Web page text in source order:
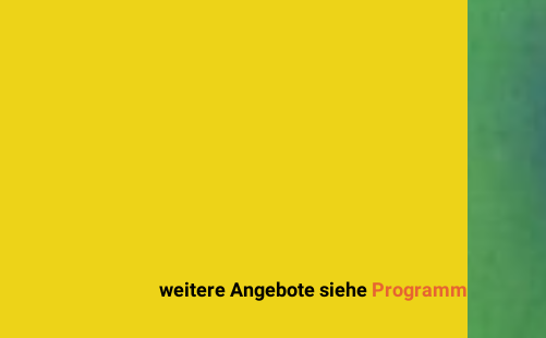
weitere Angebote siehe Programm